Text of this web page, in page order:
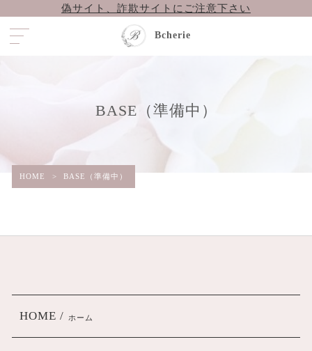
偽サイト、詐欺サイトにご注意下さい
Bcherie
BASE（準備中）
HOME > BASE（準備中）
HOME / ホーム